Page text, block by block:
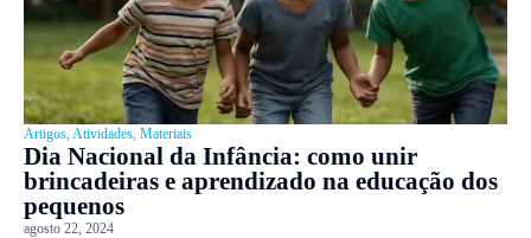
Artigos Atividades Materiais
Dia Nacional da Infância: como unir
brincadeiras e aprendizado na educação dos
pequenos
agosto 22, 2024